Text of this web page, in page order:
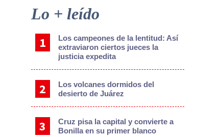
Sidebar
Lo + leído
Los campeones de la lentitud: Así
extraviaron ciertos jueces la
justicia expedita
Los volcanes dormidos del
desierto de Juárez
Cruz pisa la capital y convierte a
Bonilla en su primer blanco